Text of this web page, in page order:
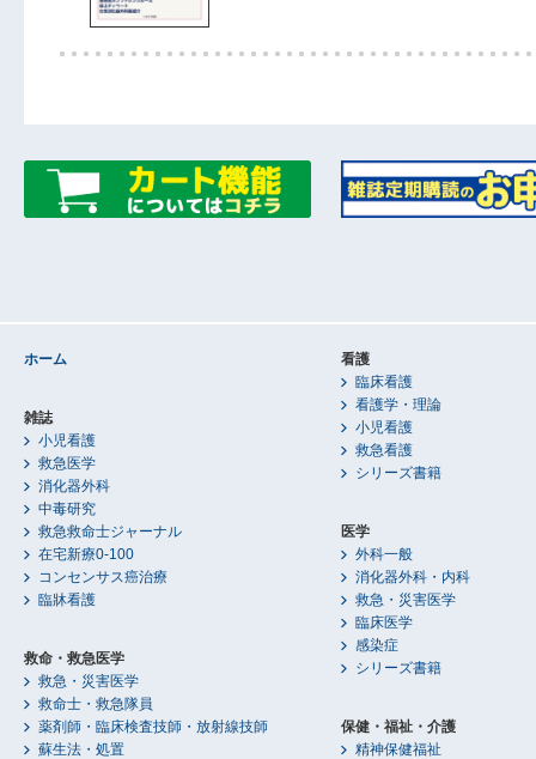
ホーム
雑誌
小児看護
救急医学
消化器外科
中毒研究
救急救命士ジャーナル
在宅新療0-100
コンセンサス癌治療
臨牀看護
救命・救急医学
救急・災害医学
救命士・救急隊員
薬剤師・臨床検査技師・放射線技師
蘇生法・処置
看護
臨床看護
看護学・理論
小児看護
救急看護
シリーズ書籍
医学
外科一般
消化器外科・内科
救急・災害医学
臨床医学
感染症
シリーズ書籍
保健・福祉・介護
精神保健福祉